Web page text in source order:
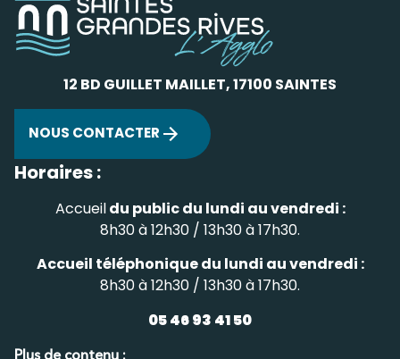
12 BD GUILLET MAILLET, 17100 SAINTES
NOUS CONTACTER
Horaires :
Accueildu public du lundi au vendredi :
8h30 à 12h30 / 13h30 à 17h30.
Accueil téléphonique du lundi au vendredi :
8h30 à 12h30 / 13h30 à 17h30.
05 46 93 41 50
Plus de contenu :